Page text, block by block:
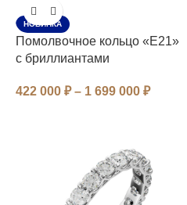
НОВИНКА
Помолвочное кольцо «E21»
с бриллиантами
422 000 ₽ – 1 699 000 ₽